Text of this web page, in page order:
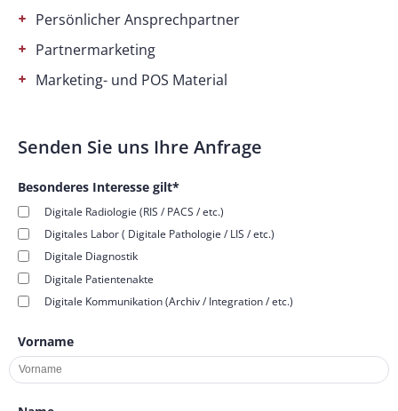
Persönlicher Ansprechpartner
Partnermarketing
Marketing- und POS Material
Senden Sie uns Ihre Anfrage
Besonderes Interesse gilt*
Digitale Radiologie (RIS / PACS / etc.)
Digitales Labor ( Digitale Pathologie / LIS / etc.)
Digitale Diagnostik
Digitale Patientenakte
Digitale Kommunikation (Archiv / Integration / etc.)
Vorname